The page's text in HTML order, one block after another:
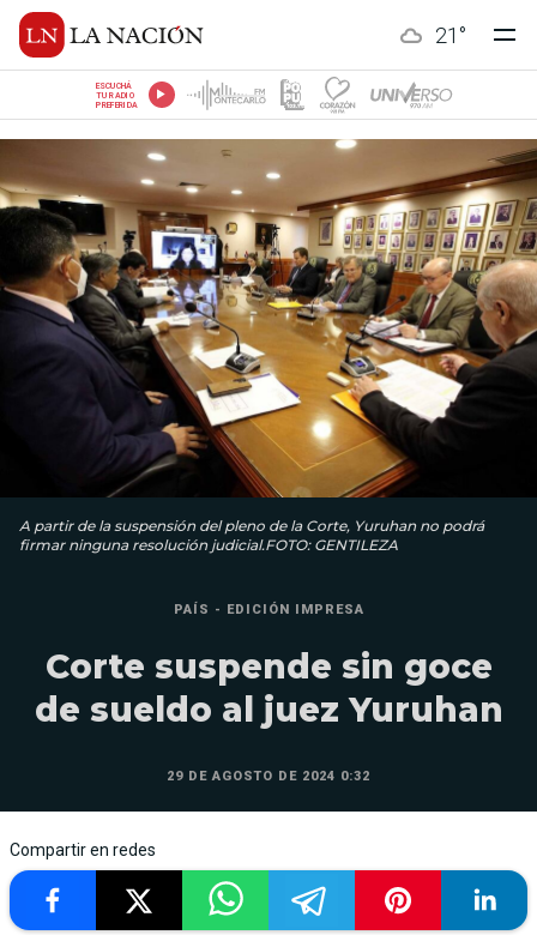
21 °
ESCUCHÁ
TU RADIO
PREFERIDA
A partir de la suspensión del pleno de la Corte, Yuruhan no podrá
firmar ninguna resolución judicial.FOTO: GENTILEZA
PAÍS - EDICIÓN IMPRESA
Corte suspende sin goce
de sueldo al juez Yuruhan
29 DE AGOSTO DE 2024 0:32
Compartir en redes